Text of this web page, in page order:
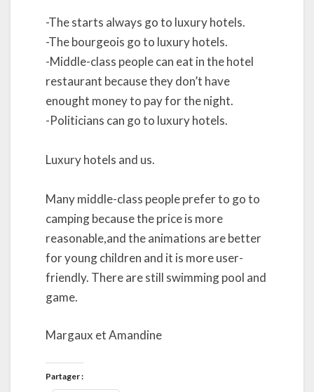
-The starts always go to luxury hotels.
-The bourgeois go to luxury hotels.
-Middle-class people can eat in the hotel
restaurant because they don’t have
enought money to pay for the night.
-Politicians can go to luxury hotels.
Luxury hotels and us.
Many middle-class people prefer to go to
camping because the price is more
reasonable,and the animations are better
for young children and it is more user-
friendly. There are still swimming pool and
game.
Margaux et Amandine
Partager :